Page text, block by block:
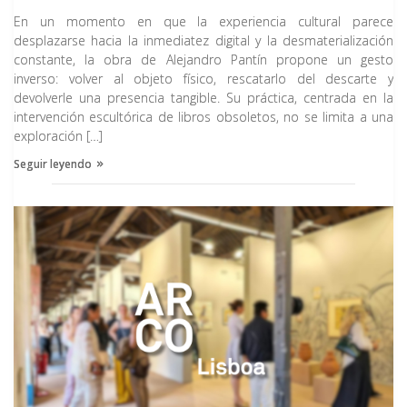
En un momento en que la experiencia cultural parece
desplazarse hacia la inmediatez digital y la desmaterialización
constante, la obra de Alejandro Pantín propone un gesto
inverso: volver al objeto físico, rescatarlo del descarte y
devolverle una presencia tangible. Su práctica, centrada en la
intervención escultórica de libros obsoletos, no se limita a una
exploración […]
Seguir leyendo
tener en cuenta para poder valorar económicamente […]
Seguir leyendo
Seguir leyendo
Los mejores comisarios de Arte
españoles y latinoamericanos
Arte neofigurativo, por qué
comprar este tipo de arte
Por Verónica Seminario
Si quieres saber qué razones hay para comprar arte
para ver hasta […]
Seguir leyendo
Inteligencia Artificial y Arte: